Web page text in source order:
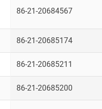
86-21-20684567
86-21-20685174
86-21-20685211
86-21-20685200